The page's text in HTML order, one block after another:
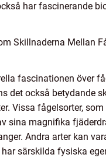
har fascinerande
Skillnaderna Mellan
fascinationen över
det också betydande
Vissa fågelsorter,
sina magnifika
Andra arter kan
särskilda fysiska